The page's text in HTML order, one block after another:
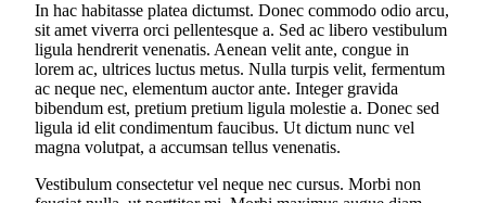
In hac habitasse platea dictumst. Donec commodo odio arcu,
sit amet viverra orci pellentesque a. Sed ac libero vestibulum
ligula hendrerit venenatis. Aenean velit ante, congue in
lorem ac, ultrices luctus metus. Nulla turpis velit, fermentum
ac neque nec, elementum auctor ante. Integer gravida
bibendum est, pretium pretium ligula molestie a. Donec sed
ligula id elit condimentum faucibus. Ut dictum nunc vel
magna volutpat, a accumsan tellus venenatis.
Vestibulum consectetur vel neque nec cursus. Morbi non